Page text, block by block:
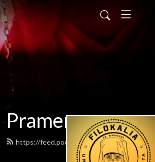
Pramene
https://feed.podbean.com/pramene/feed.xml